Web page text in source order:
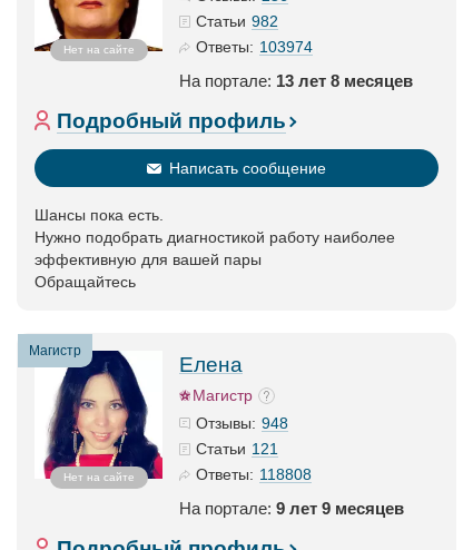
Нет на сайте
Статьи 982
Ответы: 103974
На портале: 13 лет 8 месяцев
Подробный профиль
Написать сообщение
Шансы пока есть.
Нужно подобрать диагностикой работу наиболее
эффективную для вашей пары
Обращайтесь
Магистр
Нет на сайте
Елена
Магистр
Отзывы: 948
Статьи 121
Ответы: 118808
На портале: 9 лет 9 месяцев